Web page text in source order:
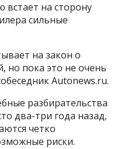
встает на сторону
сильные
на закон о
но пока это не очень
Autonews.ru.
разбирательства
два-три года назад,
четко
риски.